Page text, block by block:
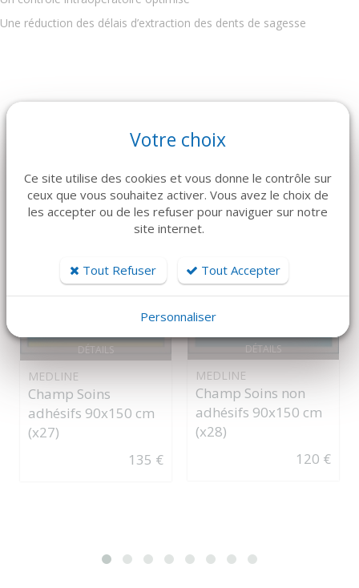
Une réduction des délais d’extraction des dents de sagesse
ARTICLES CONNEXES
produits plébiscités par nos clients
DÉTAILS
MEDLINE
Champ Soins
adhésifs 90x150 cm
(x27)
135 €
DÉTAILS
MEDLINE
Champ Soins non
adhésifs 90x150 cm
(x28)
120 €
Votre choix
Ce site utilise des cookies et vous donne le contrôle sur
ceux que vous souhaitez activer. Vous avez le choix de
les accepter ou de les refuser pour naviguer sur notre
site internet.
Tout Refuser Tout Accepter
Personnaliser